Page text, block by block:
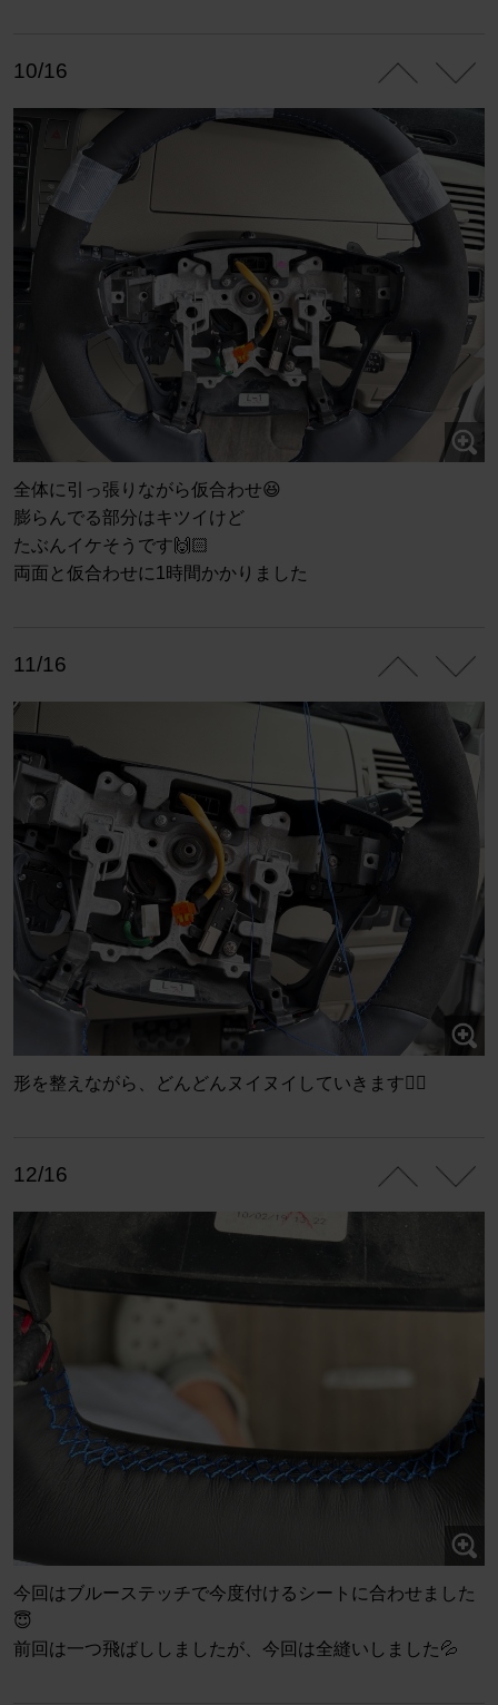
10/16
全体に引っ張りながら仮合わせ😆
膨らんでる部分はキツイけど
たぶんイケそうです🙌🏻
両面と仮合わせに1時間かかりました
11/16
形を整えながら、どんどんヌイヌイしていきます👍🏻
12/16
今回はブルーステッチで今度付けるシートに合わせました
😇
前回は一つ飛ばししましたが、今回は全縫いしました💦